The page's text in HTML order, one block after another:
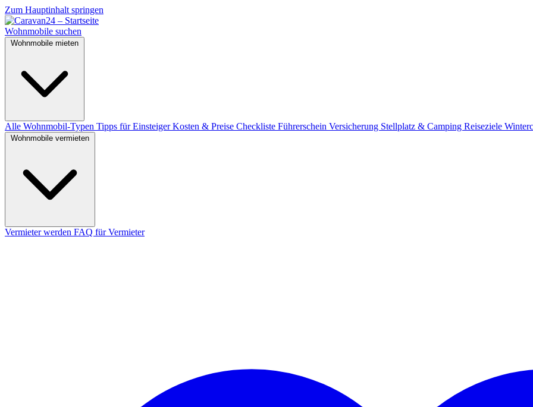
Zum Hauptinhalt springen
Wohnmobile suchen
Wohnmobile mieten
Alle Wohnmobil-Typen Tipps für EinsteigerKosten & Preise Checkliste Führerschein Versicherung Stellplatz & Camping Reiseziele
Wohnmobile vermieten
Vermieter werden FAQ für Vermieter